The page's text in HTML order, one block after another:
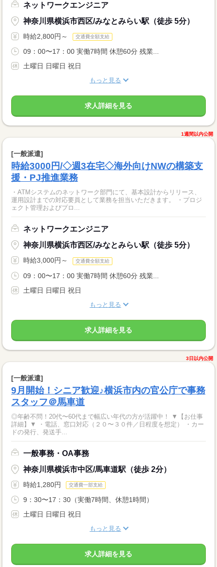
ネットワークエンジニア
神奈川県横浜市西区/みなとみらい駅（徒歩 5分）
時給2,800円～ 交通費全額支給
09：00〜17：00 実働7時間 休憩60分 残業...
土曜日 日曜日 祝日
もっと見る
求人詳細を見る
1週間以内公開
[一般派遣]
時給3000円/◇週3在宅◇海外向けNWの構築支
援・PJ推進業務
・ATMシステムのネットワーク部門にて、基本設計からリリース、
運用設計までの対応要員として業務を担当いただきます。 ・プロジ
ェクト管理およびプロ...
ネットワークエンジニア
神奈川県横浜市西区/みなとみらい駅（徒歩 5分）
時給3,000円～ 交通費全額支給
09：00〜17：00 実働7時間 休憩60分 残業...
土曜日 日曜日 祝日
もっと見る
求人詳細を見る
3日以内公開
[一般派遣]
9月開始！シニア歓迎♪横浜市内の官公庁で事務
スタッフ＠馬車道
◎年齢不問！20代〜60代まで幅広い年代の方が活躍中！ ▼【お仕事
詳細】▼ ・電話、窓口対応（２０〜３０件／日程度を想定） ・カー
ドの発行、発送手...
一般事務・OA事務
神奈川県横浜市中区/馬車道駅（徒歩 2分）
時給1,280円 交通費一部支給
9：30〜17：30（実働7時間、休憩1時間）
土曜日 日曜日 祝日
もっと見る
求人詳細を見る